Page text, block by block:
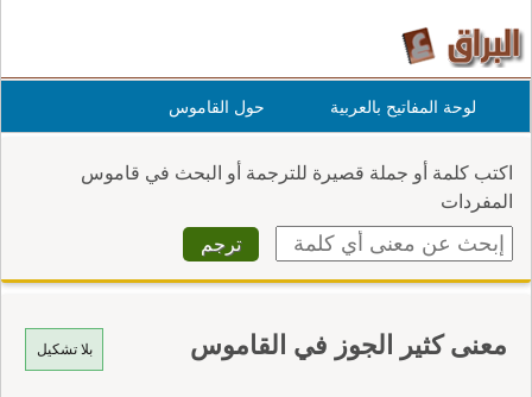
لوحة المفاتيح بالعربية حول القاموس
اكتب كلمة أو جملة قصيرة للترجمة أو البحث في قاموس
المفردات
بلا تشكيل معنى كثير الجوز في القاموس